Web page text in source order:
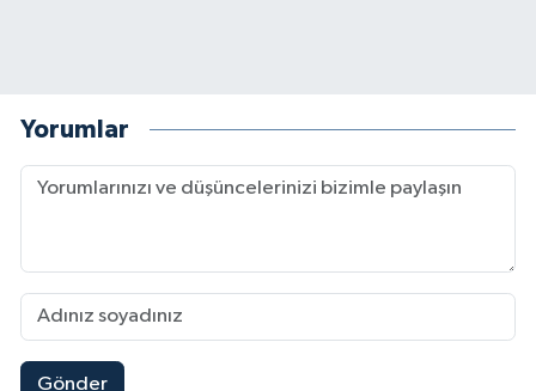
Yorumlar
Gönder
19:49 |Mersin'de Tatil Kabusu! Kahramanmaraşlı